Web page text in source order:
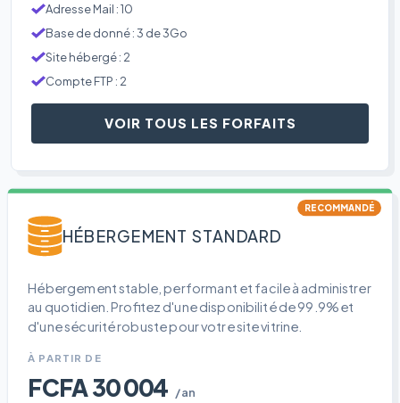
Adresse Mail : 10
Base de donné : 3 de 3Go
Site hébergé : 2
Compte FTP : 2
VOIR TOUS LES FORFAITS
RECOMMANDÉ
HÉBERGEMENT STANDARD
Hébergement stable, performant et facile à administrer
au quotidien. Profitez d'une disponibilité de 99.9% et
d'une sécurité robuste pour votre site vitrine.
À PARTIR DE
FCFA 30 004 /an